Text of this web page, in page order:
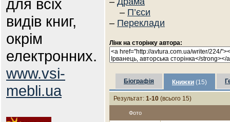
для всіх
видів книг,
окрім
електронних.
www.vsi-
mebli.ua
– П’єси
– Переклади
Лінк на сторінку автора:
Біографія Книжки (15)
Результат: 1-10 (всього 15)
Фото